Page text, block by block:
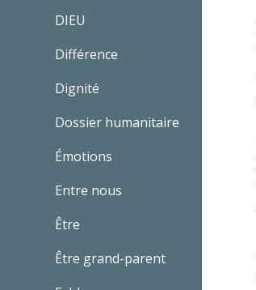
DIEU
Différence
Dignité
Dossier humanitaire
Émotions
Entre nous
Être
Être grand-parent